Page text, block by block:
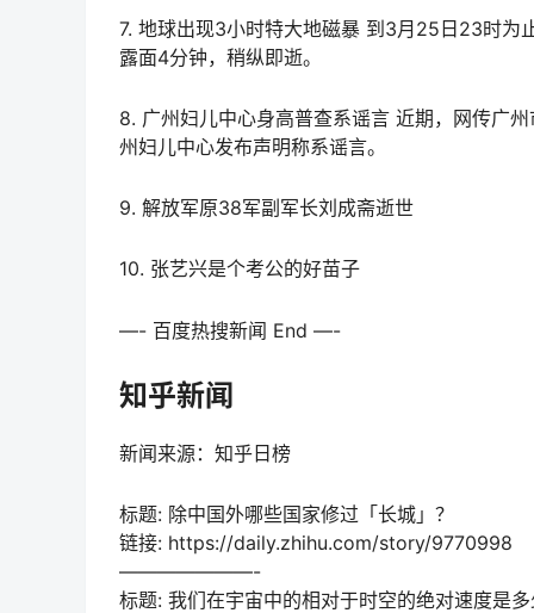
7. 地球出现3小时特大地磁暴 到3月25日23时为
露面4分钟，稍纵即逝。
8. 广州妇儿中心身高普查系谣言 近期，网传广
州妇儿中心发布声明称系谣言。
9. 解放军原38军副军长刘成斋逝世
10. 张艺兴是个考公的好苗子
—- 百度热搜新闻 End —-
知乎新闻
新闻来源：知乎日榜
标题: 除中国外哪些国家修过「长城」？
链接: https://daily.zhihu.com/story/9770998
———————-
标题: 我们在宇宙中的相对于时空的绝对速度是